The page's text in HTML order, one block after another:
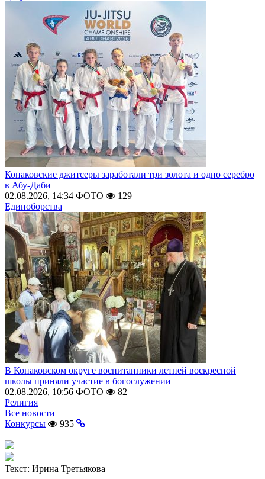
Конаковские джитсеры заработали три золота и одно серебро
в Абу-Даби
02.08.2026, 14:34 ФОТО
129
Единоборства
В Конаковском округе воспитанники летней воскресной
школы приняли участие в богослужении
02.08.2026, 10:56 ФОТО
82
Религия
Все новости
Конкурсы
935
Текст: Ирина Третьякова